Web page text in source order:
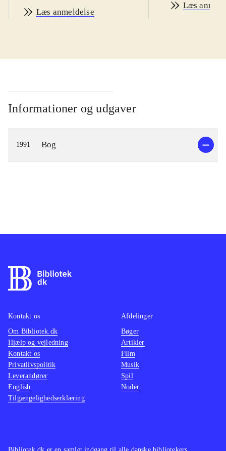
Læs anmeldelse
Læs
Informationer og udgaver
1991 Bog
Kontakt os
Om Bibliotek.dk
Hjælp og vejledning
Kontakt os
Privatlivspolitik
Leverandører
English
Tilgængelighedserklæring
Afdelinger
Bøger
Artikler
Film
Musik
Spil
Noder